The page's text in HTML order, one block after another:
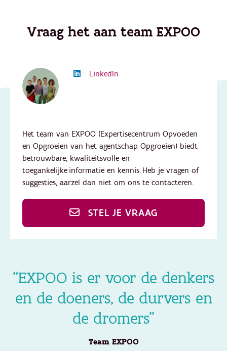
Vraag het aan team EXPOO
LinkedIn
Het team van EXPOO (Expertisecentrum Opvoeden
en Opgroeien van het agentschap Opgroeien) biedt
betrouwbare, kwaliteitsvolle en
toegankelijke informatie en kennis. Heb je vragen of
suggesties, aarzel dan niet om ons te contacteren.
STEL JE VRAAG
“EXPOO is er voor de denkers
en de doeners, de durvers en
de dromers”
Team EXPOO